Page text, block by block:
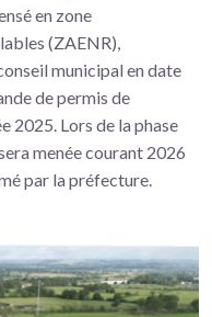
en zone
(ZAENR),
municipal en date
de permis de
2025. Lors de la phase
menée courant 2026
par la préfecture.